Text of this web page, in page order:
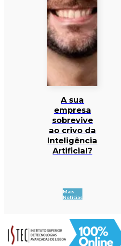
A sua
empresa
sobrevive
ao crivo da
Inteligência
Artificial?
Mais
Notícias